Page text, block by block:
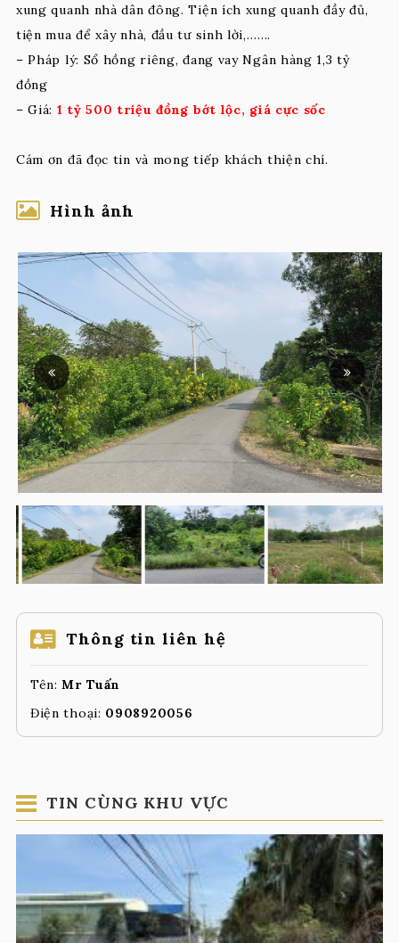
xung quanh nhà dân đông. Tiện ích xung quanh đầy đủ,
tiện mua để xây nhà, đầu tư sinh lời,…….
– Pháp lý: Sổ hồng riêng, đang vay Ngân hàng 1,3 tỷ
đồng
– Giá: 1 tỷ 500 triệu đồng bớt lộc, giá cực sốc
Cám ơn đã đọc tin và mong tiếp khách thiện chí.
Hình ảnh
Thông tin liên hệ
Tên:Mr Tuấn
Điện thoại: 0908920056
TIN CÙNG KHU VỰC